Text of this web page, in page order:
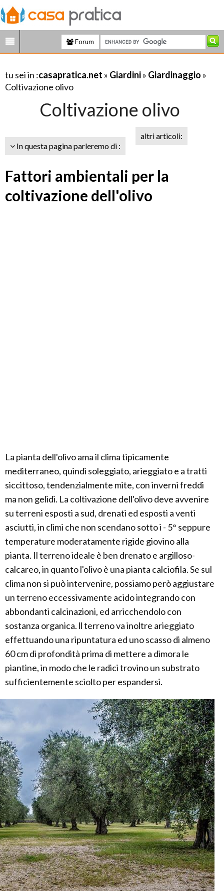
Forum
tu sei in :casapratica.net » Giardini» Giardinaggio »
Coltivazione olivo
Coltivazione olivo
In questa pagina parleremo di :
altri articoli:
Fattori ambientali per la
coltivazione dell'olivo
La pianta dell'olivo ama il clima tipicamente
mediterraneo, quindi soleggiato, arieggiato e a tratti
siccittoso, tendenzialmente mite, con inverni freddi
ma non gelidi. La coltivazione dell'olivo deve avvenire
su terreni esposti a sud, drenati ed esposti a venti
asciutti, in climi che non scendano sotto i - 5° seppure
temperature moderatamente rigide giovino alla
pianta. Il terreno ideale è ben drenato e argilloso-
calcareo, in quanto l'olivo è una pianta calciofila. Se sul
clima non si può intervenire, possiamo però aggiustare
un terreno eccessivamente acido integrando con
abbondanti calcinazioni, ed arricchendolo con
sostanza organica. ll terreno va inoltre arieggiato
effettuando una ripuntatura ed uno scasso di almeno
60 cm di profondità prima di mettere a dimora le
piantine, in modo che le radici trovino un substrato
sufficientemente sciolto per espandersi.